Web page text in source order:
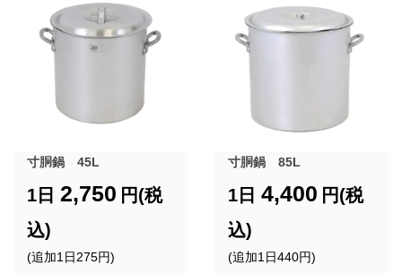
寸胴鍋 45L
1日 2,750 円(税
込)
(追加1日275円)
寸胴鍋 85L
1日 4,400 円(税
込)
(追加1日440円)